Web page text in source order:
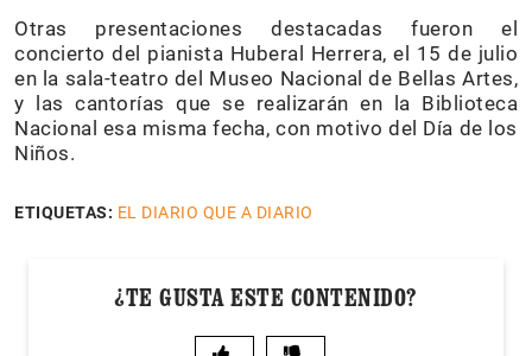
Otras presentaciones destacadas fueron el
concierto del pianista Huberal Herrera, el 15 de julio
en la sala-teatro del Museo Nacional de Bellas Artes,
y las cantorías que se realizarán en la Biblioteca
Nacional esa misma fecha, con motivo del Día de los
Niños.
ETIQUETAS: EL DIARIO QUE A DIARIO
¿TE GUSTA ESTE CONTENIDO?